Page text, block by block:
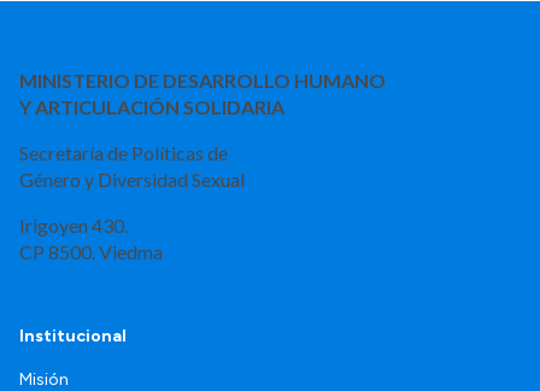
MINISTERIO DE DESARROLLO HUMANO
Y ARTICULACIÓN SOLIDARIA
Secretaría de Políticas de
Género y Diversidad Sexual
Irigoyen 430.
CP 8500. Viedma
Institucional
Misión